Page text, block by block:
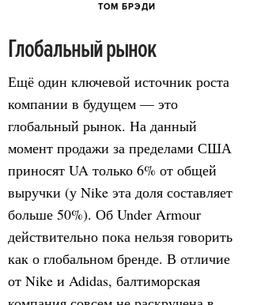
ТОМ БРЭДИ
Глобальный рынок
Ещё один ключевой источник роста
компании в будущем — это
глобальный рынок. На данный
момент продажи за пределами США
приносят UA только 6% от общей
выручки (у Nike эта доля составляет
больше 50%). Об Under Armour
действительно пока нельзя говорить
как о глобальном бренде. В отличие
от Nike и Adidas, балтиморская